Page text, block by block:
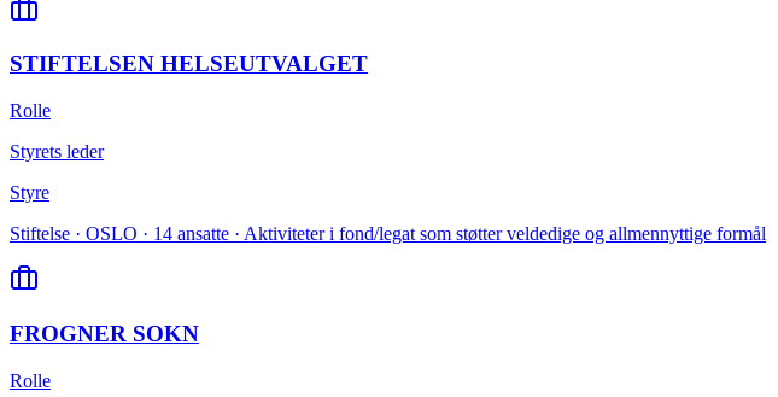
STIFTELSEN HELSEUTVALGET
Rolle
Styrets leder
Styre
Stiftelse · OSLO · 14 ansatte · Aktiviteter i fond/legat som støtter veldedige og allmennyttige formål
FROGNER SOKN
Rolle